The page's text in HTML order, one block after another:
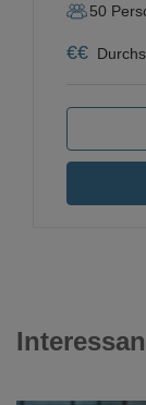
50
€€